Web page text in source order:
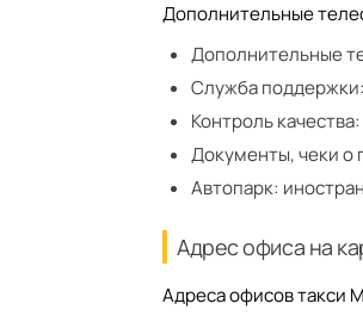
Дополнительные
Дополнительные
Служба поддержки:
Контроль качества:
Документы, чеки о
Автопарк:
Адрес офиса на
Адреса офисов такси